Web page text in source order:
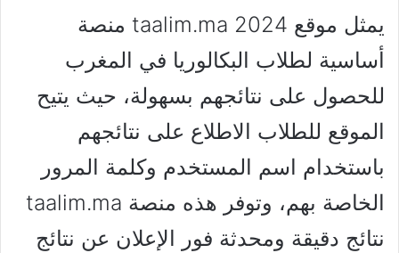
يمثل موقع taalim.ma 2024 منصة
أساسية لطلاب البكالوريا في المغرب
للحصول على نتائجهم بسهولة، حيث يتيح
الموقع للطلاب الاطلاع على نتائجهم
باستخدام اسم المستخدم وكلمة المرور
الخاصة بهم، وتوفر هذه منصة taalim.ma
نتائج دقيقة ومحدثة فور الإعلان عن نتائج